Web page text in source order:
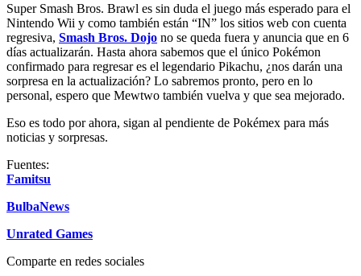
Super Smash Bros. Brawl es sin duda el juego más esperado para el
Nintendo Wii y como también están “IN” los sitios web con cuenta
regresiva, Smash Bros. Dojo no se queda fuera y anuncia que en 6
días actualizarán. Hasta ahora sabemos que el único Pokémon
confirmado para regresar es el legendario Pikachu, ¿nos darán una
sorpresa en la actualización? Lo sabremos pronto, pero en lo
personal, espero que Mewtwo también vuelva y que sea mejorado.
Eso es todo por ahora, sigan al pendiente de Pokémex para más
noticias y sorpresas.
Fuentes:
Famitsu
BulbaNews
Unrated Games
Comparte en redes sociales